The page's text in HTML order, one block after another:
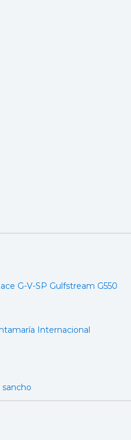
G-V-SP Gulfstream G550
Internacional